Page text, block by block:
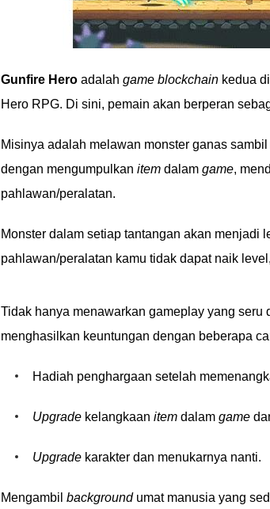
Gunfire Hero adalah game blockchain kedua di
Hero RPG. Di sini, pemain akan berperan
Misinya adalah melawan monster ganas
dengan mengumpulkan item dalam game,
pahlawan/peralatan.
Monster dalam setiap tantangan akan menjadi
pahlawan/peralatan kamu tidak dapat naik
Tidak hanya menawarkan gameplay yang seru
menghasilkan keuntungan dengan beberapa
Hadiah penghargaan setelah
Upgrade kelangkaan item dalam game
Upgrade karakter dan menukarnya nanti.
Mengambil backgroundumat manusia yang